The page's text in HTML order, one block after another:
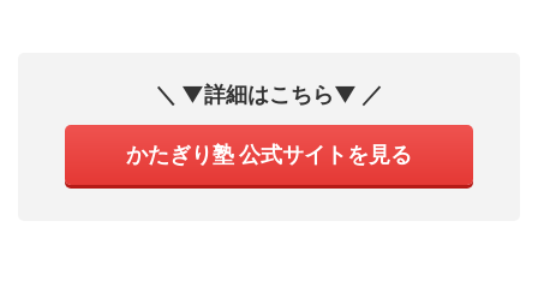
＼ ▼詳細はこちら▼ ／
かたぎり塾 公式サイトを見る